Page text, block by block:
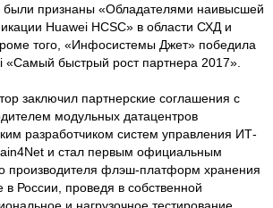
были признаны «Обладателями наивысшей
Huawei HCSC» в области СХД и
того, «Инфосистемы Джет» победила
«Самый быстрый рост партнера 2017».
заключил партнерские соглашения с
модульных датацентров
разработчиком систем управления ИТ-
и стал первым официальным
производителя флэш-платформ хранения
России, проведя в собственной
и нагрузочное тестирование